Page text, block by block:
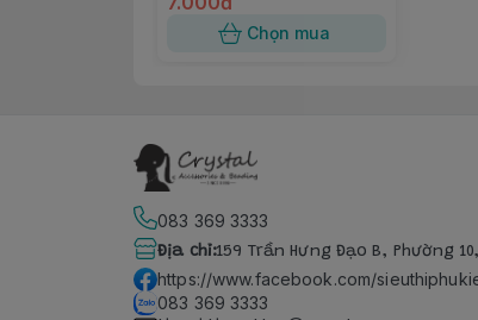
Chọn mua
083 369 3333
Địa chỉ:159 Trần Hưng Đạo B, Phường
https://www.facebook.com/
083 369 3333